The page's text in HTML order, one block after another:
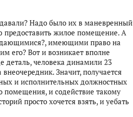
Надо было их в маневренный
предоставить жилое помещение. А
имеющими право на
его? Вот и возникает вполне
деталь, человека динамили 23
Значит, получается
и исполнительных должностных
помещения, и содействие такому
просто хочется взять, и уебать